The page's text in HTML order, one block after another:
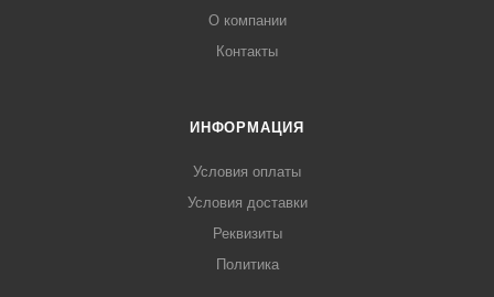
О компании
Контакты
ИНФОРМАЦИЯ
Условия оплаты
Условия доставки
Реквизиты
Политика